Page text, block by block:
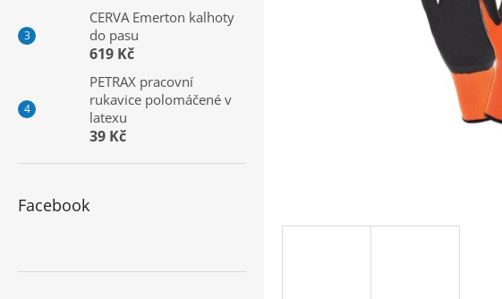
CERVA Emerton kalhoty
do pasu
619 Kč
PETRAX pracovní
rukavice polomáčené v
latexu
39 Kč
Facebook